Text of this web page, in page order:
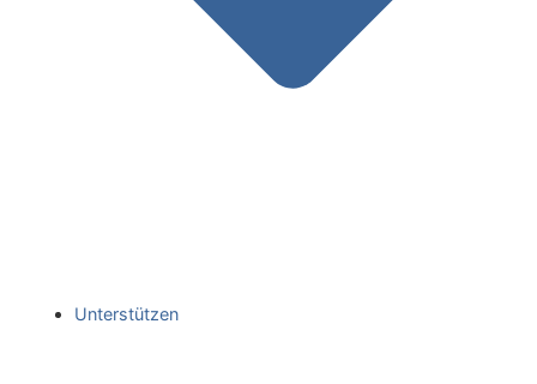
Unterstützen